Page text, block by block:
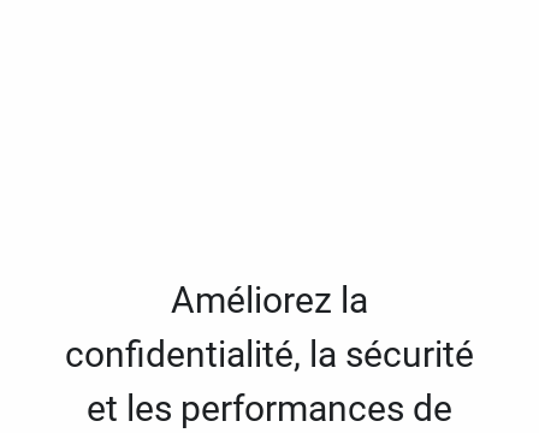
Améliorez la
confidentialité, la sécurité
et les performances de